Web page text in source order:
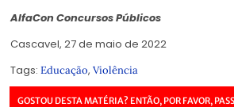
AlfaCon Concursos Públicos
Cascavel, 27 de maio de 2022
Tags: Educação, Violência
GOSTOU DESTA MATÉRIA? ENTÃO, POR FAVOR,